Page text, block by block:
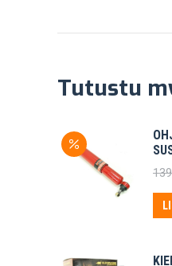
Tutustu